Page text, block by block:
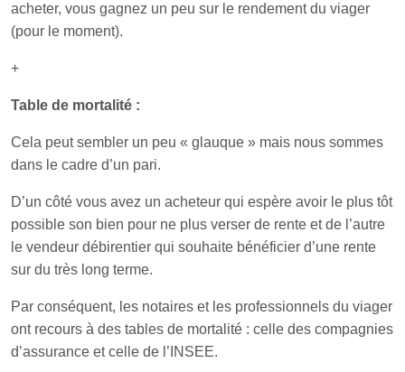
acheter, vous gagnez un peu sur le rendement du viager
(pour le moment).
+
Table de mortalité :
Cela peut sembler un peu « glauque » mais nous sommes
dans le cadre d’un pari.
D’un côté vous avez un acheteur qui espère avoir le plus tôt
possible son bien pour ne plus verser de rente et de l’autre
le vendeur débirentier qui souhaite bénéficier d’une rente
sur du très long terme.
Par conséquent, les notaires et les professionnels du viager
ont recours à des tables de mortalité : celle des compagnies
d’assurance et celle de l’INSEE.